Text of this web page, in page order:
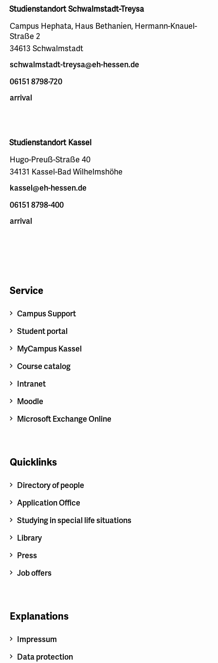
Studienstandort Schwalmstadt-Treysa
Campus Hephata, Haus Bethanien, Hermann-Knauel-
Straße 2
34613 Schwalmstadt
schwalmstadt-treysa@eh-hessen.de
06151 8798-720
arrival
Studienstandort Kassel
Hugo-Preuß-Straße 40
34131 Kassel-Bad Wilhelmshöhe
kassel@eh-hessen.de
06151 8798-400
arrival
Service
Campus Support
Student portal
MyCampus Kassel
Course catalog
Intranet
Moodle
Microsoft Exchange Online
Quicklinks
Directory of people
Application Office
Studying in special life situations
Library
Press
Job offers
Explanations
Impressum
Data protection